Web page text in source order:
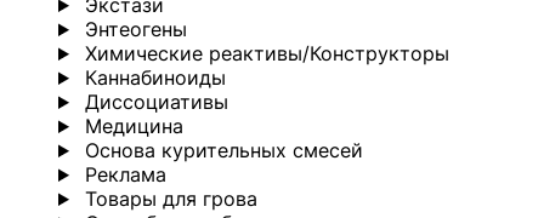
Экстази
Энтеогены
Химические реактивы/Конструкторы
Каннабиноиды
Диссоциативы
Медицина
Основа курительных смесей
Реклама
Товары для грова